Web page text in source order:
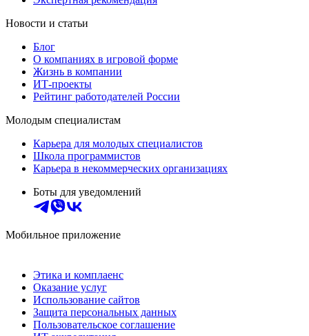
Новости и статьи
Блог
О компаниях в игровой форме
Жизнь в компании
ИТ-проекты
Рейтинг работодателей России
Молодым специалистам
Карьера для молодых специалистов
Школа программистов
Карьера в некоммерческих организациях
Боты для уведомлений
Мобильное приложение
Этика и комплаенс
Оказание услуг
Использование сайтов
Защита персональных данных
Пользовательское соглашение